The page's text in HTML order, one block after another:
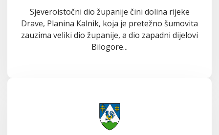
Sjeveroistočni dio županije čini dolina rijeke
Drave, Planina Kalnik, koja je pretežno šumovita
zauzima veliki dio županije, a dio zapadni dijelovi
Bilogore...